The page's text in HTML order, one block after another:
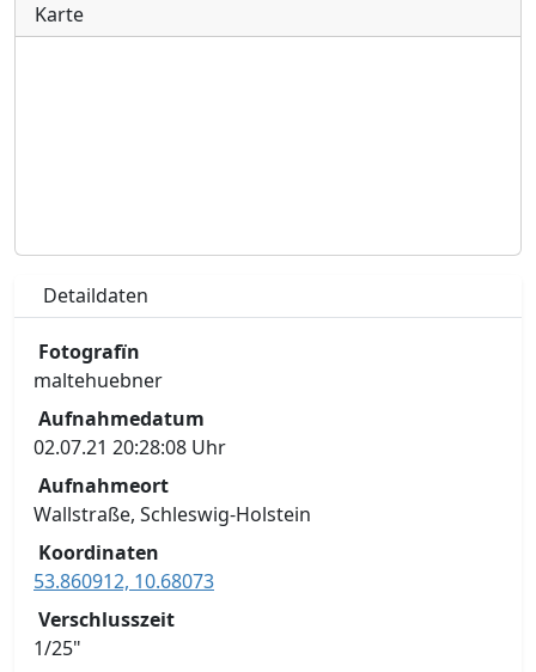
Karte
Detaildaten
Fotografïn
maltehuebner
Aufnahmedatum
02.07.21 20:28:08 Uhr
Aufnahmeort
Wallstraße, Schleswig-Holstein
Koordinaten
53.860912, 10.68073
Verschlusszeit
1/25"